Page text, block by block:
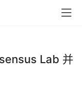
Lab 并